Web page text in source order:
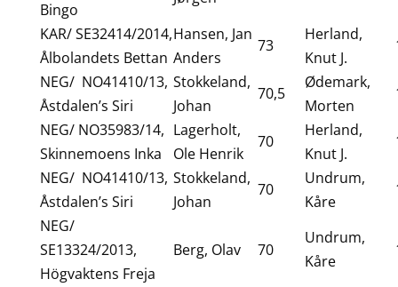
Bingo
KAR/ SE32414/2014,
Ålbolandets Bettan
Hansen, Jan
Anders
73
Herland,
Knut J.
NEG/ NO41410/13,
Åstdalen’s Siri
Stokkeland,
Johan
70,5
Ødemark,
Morten
NEG/ NO35983/14,
Skinnemoens Inka
Lagerholt,
Ole Henrik
70
Herland,
Knut J.
NEG/ NO41410/13,
Åstdalen’s Siri
Stokkeland,
Johan
70
Undrum,
Kåre
NEG/
SE13324/2013,
Högvaktens Freja
Berg, Olav 70
Undrum,
Kåre